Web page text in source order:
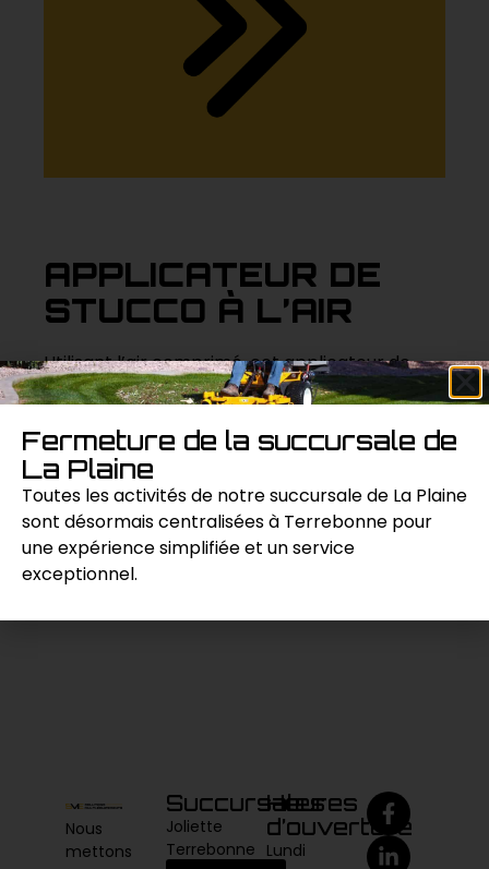
APPLICATEUR DE
STUCCO À L’AIR
Utilisant l’air comprimé, cet applicateur de
stucco assure une application rapide et
Parfait pour les projets professionnels et
résidentiels.
Demande de prix
Nous
mettons
Succursales
Joliette
Terrebonne
Heures
d’ouverture
Lundi
Fermeture de la succursale de
La Plaine
Toutes les activités de notre succursale de La Plaine
sont désormais centralisées à Terrebonne pour
une expérience simplifiée et un service
exceptionnel.